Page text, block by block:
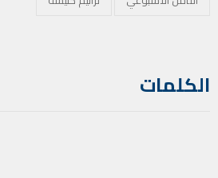
الكلمات